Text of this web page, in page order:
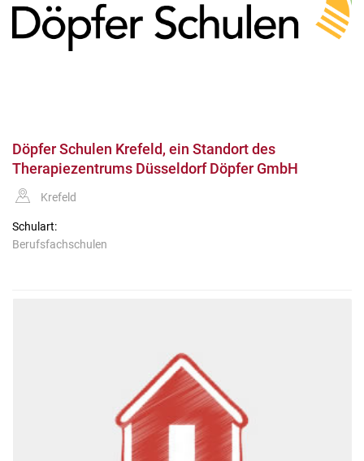
Döpfer Schulen Krefeld, ein Standort des
Therapiezentrums Düsseldorf Döpfer GmbH
Krefeld
Schulart:
Berufsfachschulen